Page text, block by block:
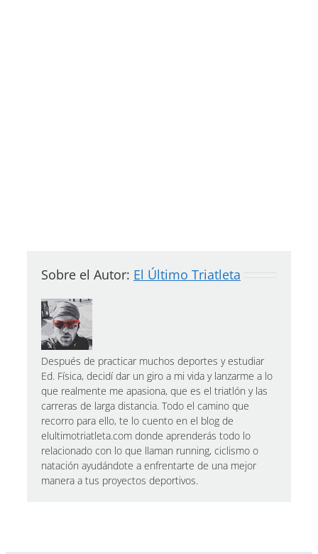
Sobre el Autor: El Último Triatleta
Después de practicar muchos deportes y estudiar
Ed. Física, decidí dar un giro a mi vida y lanzarme a lo
que realmente me apasiona, que es el triatlón y las
carreras de larga distancia. Todo el camino que
recorro para ello, te lo cuento en el blog de
elultimotriatleta.com donde aprenderás todo lo
relacionado con lo que llaman running, ciclismo o
natación ayudándote a enfrentarte de una mejor
manera a tus proyectos deportivos.